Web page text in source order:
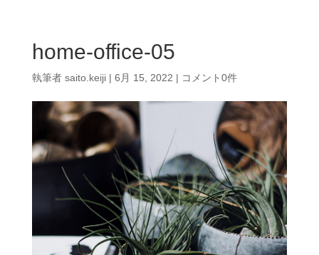
home-office-05
執筆者 saito.keiji| 6月 15, 2022 | コメント0件